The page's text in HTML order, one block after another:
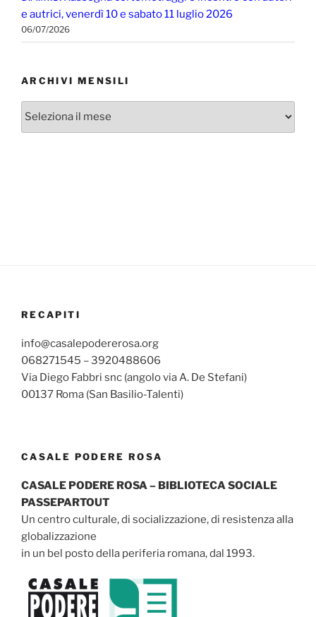
e autrici, venerdì 10 e sabato 11 luglio 2026
06/07/2026
ARCHIVI MENSILI
Archivi
RECAPITI
info@casalepodererosa.org
068271545 – 3920488606
Via Diego Fabbri snc (angolo via A. De Stefani)
00137 Roma (San Basilio-Talenti)
CASALE PODERE ROSA
CASALE PODERE ROSA – BIBLIOTECA SOCIALE
PASSEPARTOUT
Un centro culturale, di socializzazione, di resistenza alla
globalizzazione
in un bel posto della periferia romana, dal 1993.